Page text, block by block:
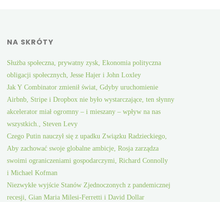
NA SKRÓTY
Służba społeczna, prywatny zysk, Ekonomia polityczna
obligacji społecznych, Jesse Hajer i John Loxley
Jak Y Combinator zmienił świat, Gdyby uruchomienie
Airbnb, Stripe i Dropbox nie było wystarczające, ten słynny
akcelerator miał ogromny – i mieszany – wpływ na nas
wszystkich., Steven Levy
Czego Putin nauczył się z upadku Związku Radzieckiego,
Aby zachować swoje globalne ambicje, Rosja zarządza
swoimi ograniczeniami gospodarczymi, Richard Connolly
i Michael Kofman
Niezwykłe wyjście Stanów Zjednoczonych z pandemicznej
recesji, Gian Maria Milesi-Ferretti i David Dollar